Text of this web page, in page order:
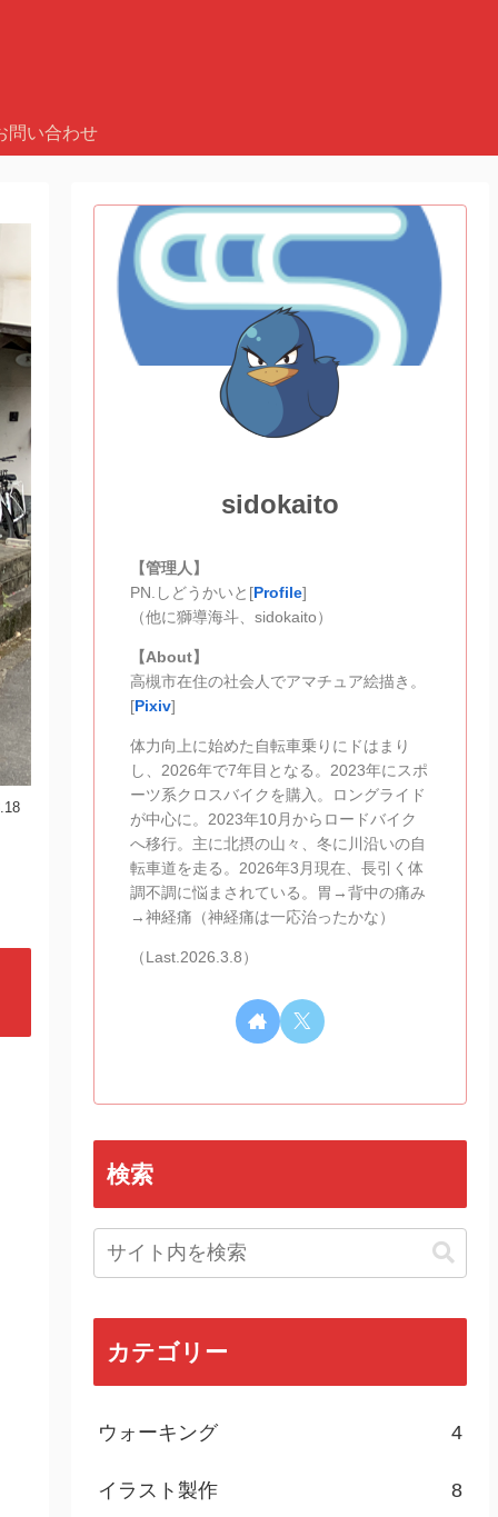
問い合わせ
sidokaito
【管理人】
PN.しどうかいと[Profile]
（他に獅導海斗、sidokaito）
【About】
高槻市在住の社会人でアマチュア絵描き。
[Pixiv]
体力向上に始めた自転車乗りにドはまり
し、2026年で7年目となる。2023年にスポ
ーツ系クロスバイクを購入。ロングライド
が中心に。2023年10月からロードバイク
へ移行。主に北摂の山々、冬に川沿いの自
転車道を走る。2026年3月現在、長引く体
調不調に悩まされている。胃→背中の痛み
→神経痛（神経痛は一応治ったかな）
（Last.2026.3.8）
検索
カテゴリー
ウォーキング 4
イラスト製作 8